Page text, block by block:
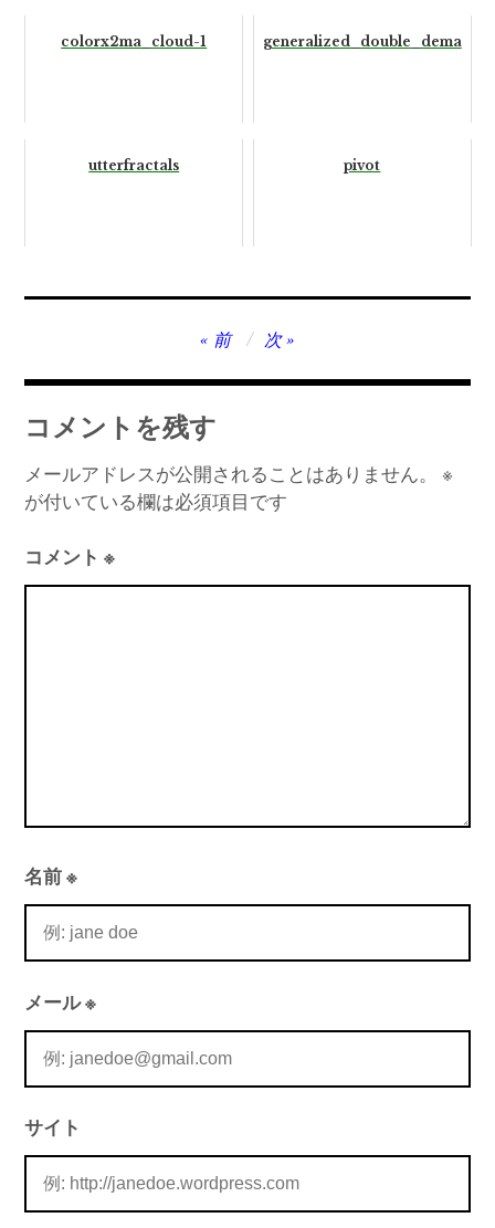
colorx2ma_cloud-1 generalized_double_dema
utterfractals pivot
稿
ナ
ビ
ゲ
ー
シ
ョ
前 次
コメントを残す
メールアドレスが公開されることはありません。
※
が付いている欄は必須項目です
コメント※
名前※
メール※
サイト